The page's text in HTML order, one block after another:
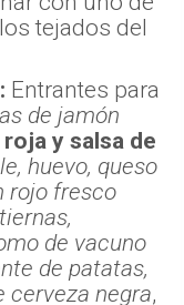
tejados del
Entrantes para
de jamón
y salsa de
huevo, queso
rojo fresco
de vacuno
de patatas,
cerveza negra,